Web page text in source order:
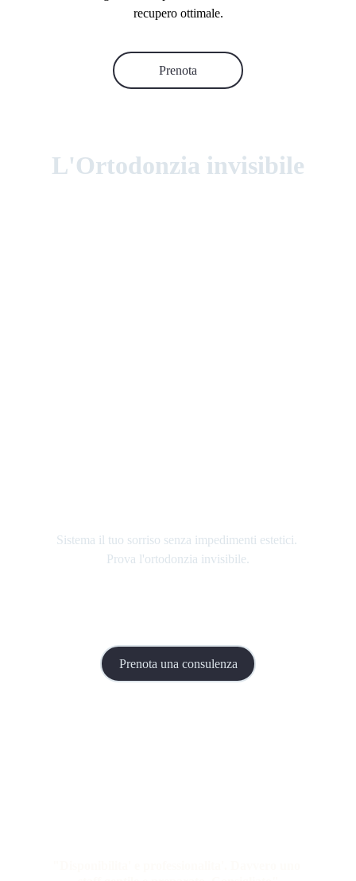
recupero ottimale.
Prenota
L'Ortodonzia invisibile
Sistema il tuo sorriso senza impedimenti estetici.
Prova l'ortodonzia invisibile.
Prenota una consulenza